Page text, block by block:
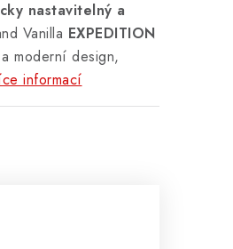
nastavitelný a
Vanilla EXPEDITION
moderní design,
informací